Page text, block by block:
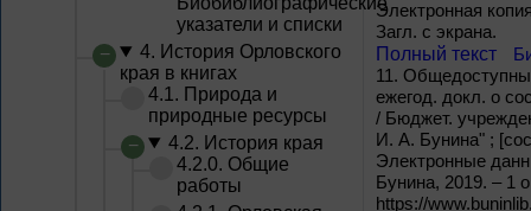
указатели и списки
4. История Орловского
края в книгах
4.1. Природа и
природные ресурсы
4.2. История края
4.2.0. Общие
работы
Электронная
Загл. с экрана.
Полный текст
11.
ежегод. докл. о
/ Бюджет.
И. А. Бунина" ;
Электронные
Бунина, 2019. – 1
https://